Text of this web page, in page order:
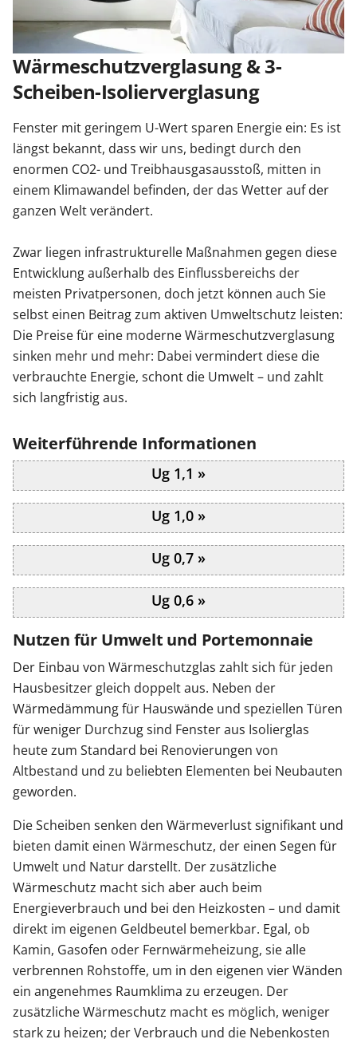
Sonnenschutz
Zäune & Tore
Garagentore
Carports
Anmelden / Registrieren
Kontakt / Hilfe
Wärmeschutzverglasung & 3-
Scheiben-Isolierverglasung
Fenster mit geringem U-Wert sparen Energie ein: Es ist
längst bekannt, dass wir uns, bedingt durch den
enormen CO2- und Treibhausgasausstoß, mitten in
einem Klimawandel befinden, der das Wetter auf der
ganzen Welt verändert.
Zwar liegen infrastrukturelle Maßnahmen gegen diese
Entwicklung außerhalb des Einflussbereichs der
meisten Privatpersonen, doch jetzt können auch Sie
selbst einen Beitrag zum aktiven Umweltschutz leisten:
Die Preise für eine moderne Wärmeschutzverglasung
sinken mehr und mehr: Dabei vermindert diese die
verbrauchte Energie, schont die Umwelt – und zahlt
sich langfristig aus.
Weiterführende Informationen
Ug 1,1 »
Ug 1,0 »
Ug 0,7 »
Ug 0,6 »
Nutzen für Umwelt und Portemonnaie
Der Einbau von Wärmeschutzglas zahlt sich für jeden
Hausbesitzer gleich doppelt aus. Neben der
Wärmedämmung für Hauswände und speziellen Türen
für weniger Durchzug sind Fenster aus Isolierglas
heute zum Standard bei Renovierungen von
Altbestand und zu beliebten Elementen bei Neubauten
geworden.
Die Scheiben senken den Wärmeverlust signifikant und
bieten damit einen Wärmeschutz, der einen Segen für
Umwelt und Natur darstellt. Der zusätzliche
Wärmeschutz macht sich aber auch beim
Energieverbrauch und bei den Heizkosten – und damit
direkt im eigenen Geldbeutel bemerkbar. Egal, ob
Kamin, Gasofen oder Fernwärmeheizung, sie alle
verbrennen Rohstoffe, um in den eigenen vier Wänden
ein angenehmes Raumklima zu erzeugen. Der
zusätzliche Wärmeschutz macht es möglich, weniger
stark zu heizen; der Verbrauch und die Nebenkosten